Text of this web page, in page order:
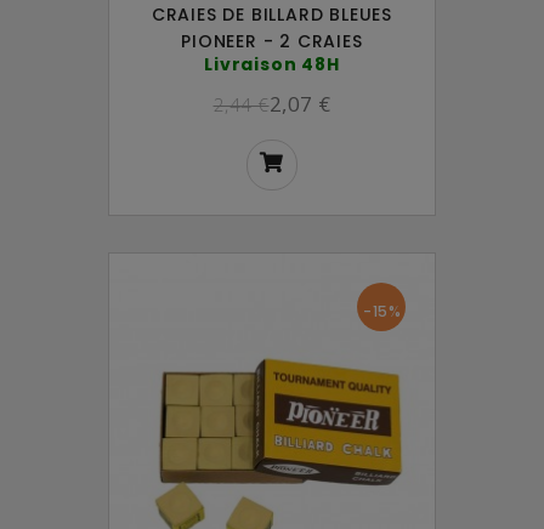
CRAIES DE BILLARD BLEUES
PIONEER - 2 CRAIES
Livraison 48H
2,44 €2,07 €
-15%